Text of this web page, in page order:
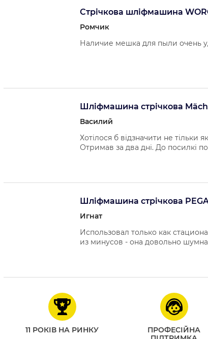
Стрічкова шліфмашина
Ромчик
Наличие мешка для пыли очень
Шліфмашина стрічкова
Василий
Хотілося б відзначити не тільки
Отримав за два дні. До посилкі
Шліфмашина стрічкова
Игнат
Использовал только как
из минусов - она довольно
11 РОКІВ НА РИНКУ
ПРОФЕСІЙНА